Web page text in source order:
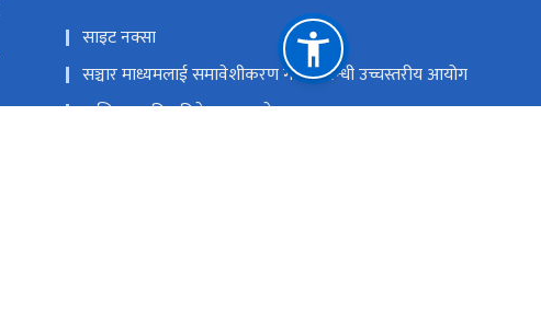
साइट नक्सा
सञ्चार माध्यमलाई समावेशीकरण गर्ने सम्बन्धी उच्चस्तरीय आयोग
मासिक प्रगति प्रतिवेदन पठाउने फरम्याटहरु